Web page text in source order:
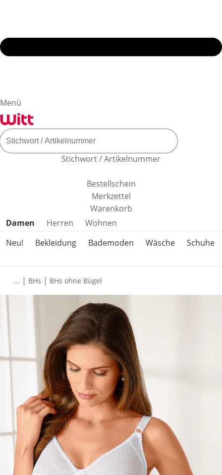
Menü
Stichwort / Artikelnummer
Bestellschein
Merkzettel
Warenkorb
Produktkategorien überspringen
Damen Herren
Wohnen
Neu!
Bekleidung Bademoden Wäsche Schuhe
... | BHs | BHs ohne Bügel